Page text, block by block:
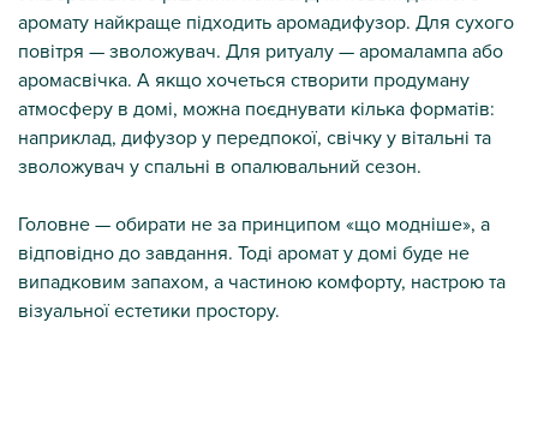
аромату найкраще підходить аромадифузор. Для сухого
повітря — зволожувач. Для ритуалу — аромалампа або
аромасвічка. А якщо хочеться створити продуману
атмосферу в домі, можна поєднувати кілька форматів:
наприклад, дифузор у передпокої, свічку у вітальні та
зволожувач у спальні в опалювальний сезон.
Головне — обирати не за принципом «що модніше», а
відповідно до завдання. Тоді аромат у домі буде не
випадковим запахом, а частиною комфорту, настрою та
візуальної естетики простору.